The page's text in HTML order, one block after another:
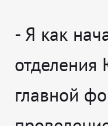
- Я как
главной